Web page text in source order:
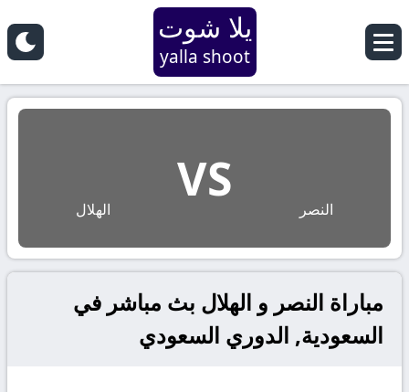
يلا شوت
yalla shoot
النصر
VS
الهلال
مباراة النصر و الهلال بث مباشر في
السعودية, الدوري السعودي